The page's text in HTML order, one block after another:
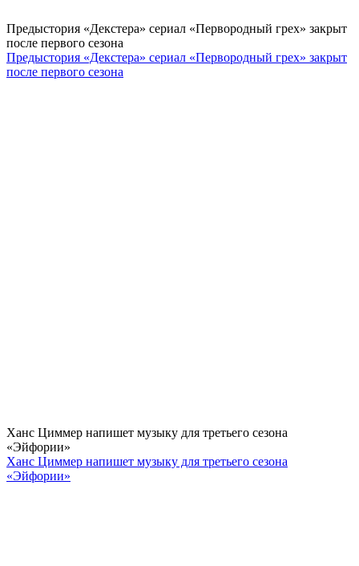
Предыстория «Декстера» сериал «Первородный грех» закрыт
после первого сезона
Предыстория «Декстера» сериал «Первородный грех» закрыт
после первого сезона
Ханс Циммер напишет музыку для третьего сезона
«Эйфории»
Ханс Циммер напишет музыку для третьего сезона
«Эйфории»